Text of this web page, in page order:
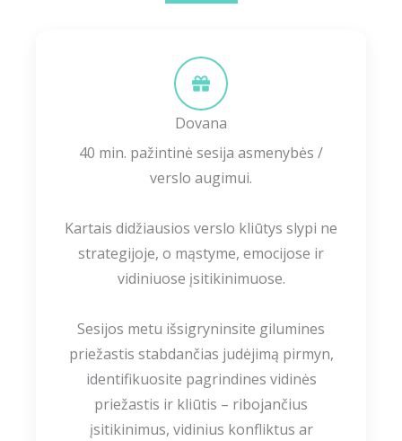
Dovana
40 min. pažintinė sesija asmenybės /
verslo augimui.
Kartais didžiausios verslo kliūtys slypi ne
strategijoje, o mąstyme, emocijose ir
vidiniuose įsitikinimuose.
Sesijos metu išsigryninsite gilumines
priežastis stabdančias judėjimą pirmyn,
identifikuosite pagrindines vidinės
priežastis ir kliūtis – ribojančius
įsitikinimus, vidinius konfliktus ar